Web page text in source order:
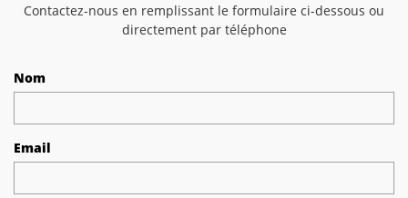
Contactez-nous en remplissant le formulaire ci-dessous ou
directement par téléphone
Nom
Email